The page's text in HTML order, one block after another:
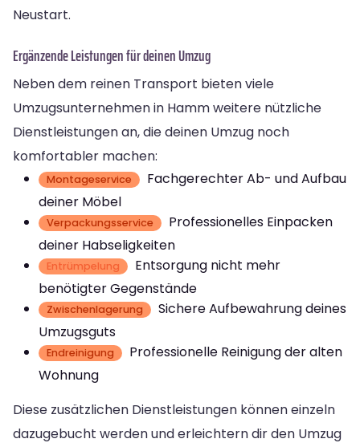
Neustart.
Ergänzende Leistungen für deinen Umzug
Neben dem reinen Transport bieten viele
Umzugsunternehmen in Hamm weitere nützliche
Dienstleistungen an, die deinen Umzug noch
komfortabler machen:
Montageservice
Fachgerechter Ab- und Aufbau
deiner Möbel
Verpackungsservice
Professionelles Einpacken
deiner Habseligkeiten
Entrümpelung
Entsorgung nicht mehr
benötigter Gegenstände
Zwischenlagerung
Sichere Aufbewahrung deines
Umzugsguts
Endreinigung
Professionelle Reinigung der alten
Wohnung
Diese zusätzlichen Dienstleistungen können einzeln
dazugebucht werden und erleichtern dir den Umzug